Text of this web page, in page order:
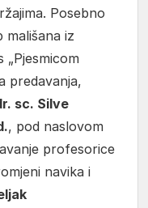
Posebno
mališana iz
„Pjesmicom
predavanja,
sc. Silve
, pod naslovom
profesorice
navika i